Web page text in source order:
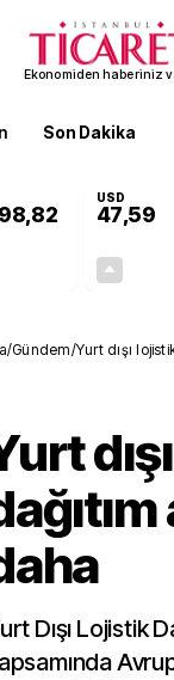
Ekonomiden haberiniz
Son Dakika
USD
47,59
/Gündem/Yurt dışı
Dışı Lojistik